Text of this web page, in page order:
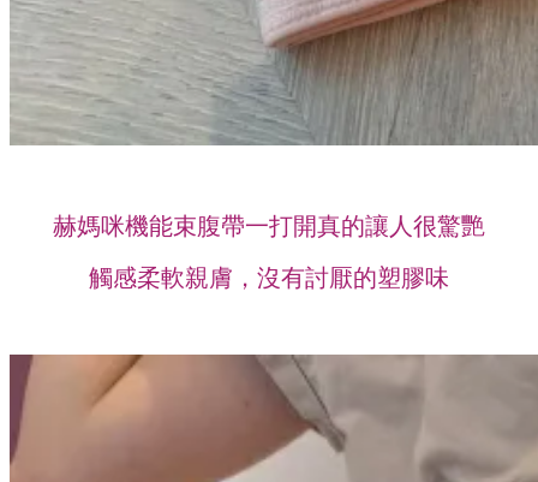
赫媽咪機能束腹帶一打開真的讓人很驚艷
觸感柔軟親膚，沒有討厭的塑膠味